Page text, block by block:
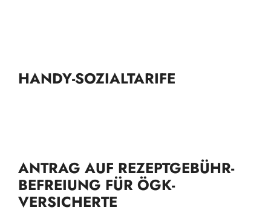
HANDY-SOZIALTARIFE
ANTRAG AUF REZEPTGEBÜHR-
BEFREIUNG FÜR ÖGK-
VERSICHERTE